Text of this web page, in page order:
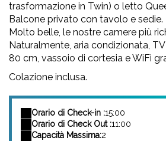
trasformazione in Twin) o letto
Balcone privato con tavolo e sedie.
Molto belle, le nostre camere più
Naturalmente, aria condizionata,
80 cm, vassoio di cortesia e WiFi
Colazione inclusa.
Orario di Check-in :15:00
Orario di Check Out :11:00
Capacità Massima:2